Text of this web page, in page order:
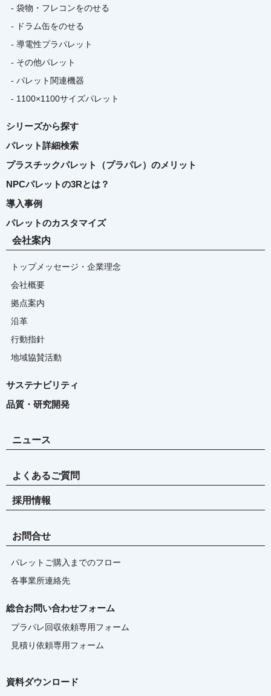
- 袋物・フレコンをのせる
- ドラム缶をのせる
- 導電性プラパレット
- その他パレット
- パレット関連機器
- 1100×1100サイズパレット
シリーズから探す
パレット詳細検索
プラスチックパレット（プラパレ）のメリット
NPCパレットの3Rとは？
導入事例
パレットのカスタマイズ
会社案内
トップメッセージ・企業理念
会社概要
拠点案内
沿革
行動指針
地域協賛活動
サステナビリティ
品質・研究開発
ニュース
よくあるご質問
採用情報
お問合せ
パレットご購入までのフロー
各事業所連絡先
総合お問い合わせフォーム
プラパレ回収依頼専用フォーム
見積り依頼専用フォーム
資料ダウンロード